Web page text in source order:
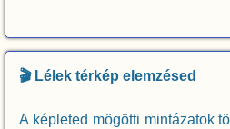
🎬 Lélek térkép elemzésed
A képleted mögötti mintázatok